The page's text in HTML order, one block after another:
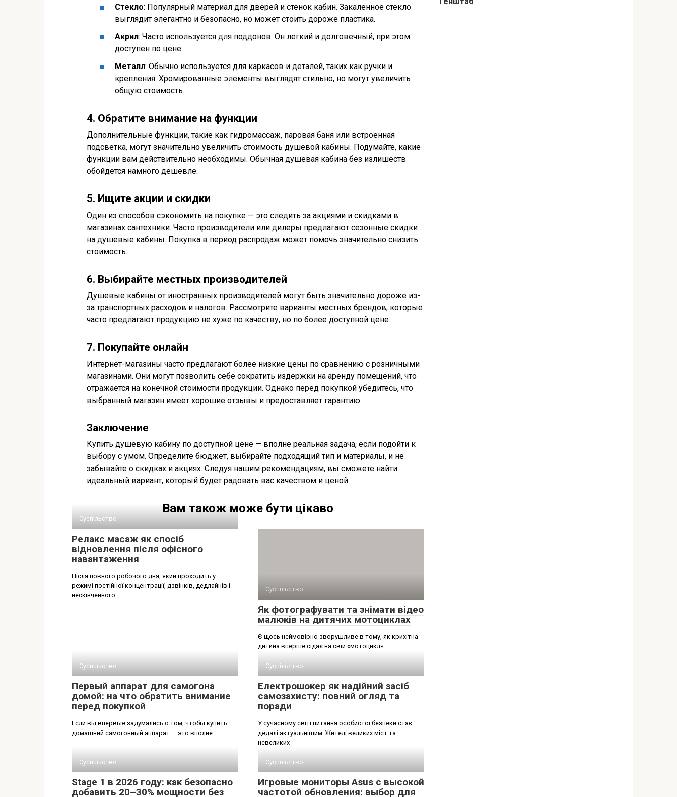
Стекло: Популярный материал для дверей и стенок кабин. Закаленное стекло
выглядит элегантно и безопасно, но может стоить дороже пластика.
Акрил: Часто используется для поддонов. Он легкий и долговечный, при этом
доступен по цене.
Металл: Обычно используется для каркасов и деталей, таких как ручки и
крепления. Хромированные элементы выглядят стильно, но могут увеличить
общую стоимость.
4. Обратите внимание на функции
Дополнительные функции, такие как гидромассаж, паровая баня или встроенная
подсветка, могут значительно увеличить стоимость душевой кабины. Подумайте, какие
функции вам действительно необходимы. Обычная душевая кабина без излишеств
обойдется намного дешевле.
5. Ищите акции и скидки
Один из способов сэкономить на покупке — это следить за акциями и скидками в
магазинах сантехники. Часто производители или дилеры предлагают сезонные скидки
на душевые кабины. Покупка в период распродаж может помочь значительно снизить
стоимость.
6. Выбирайте местных производителей
Душевые кабины от иностранных производителей могут быть значительно дороже из-
за транспортных расходов и налогов. Рассмотрите варианты местных брендов, которые
часто предлагают продукцию не хуже по качеству, но по более доступной цене.
7. Покупайте онлайн
Интернет-магазины часто предлагают более низкие цены по сравнению с розничными
магазинами. Они могут позволить себе сократить издержки на аренду помещений, что
отражается на конечной стоимости продукции. Однако перед покупкой убедитесь, что
выбранный магазин имеет хорошие отзывы и предоставляет гарантию.
Заключение
Купить душевую кабину по доступной цене — вполне реальная задача, если подойти к
выбору с умом. Определите бюджет, выбирайте подходящий тип и материалы, и не
забывайте о скидках и акциях. Следуя нашим рекомендациям, вы сможете найти
идеальный вариант, который будет радовать вас качеством и ценой.
Вам також може бути цікаво
Суспільство
Релакс масаж як спосіб
відновлення після офісного
навантаження
Після повного робочого дня, який проходить у
режимі постійної концентрації, дзвінків, дедлайнів і
нескінченного
Суспільство
Як фотографувати та знімати відео
малюків на дитячих мотоциклах
Є щось неймовірно зворушливе в тому, як крихітна
дитина вперше сідає на свій «мотоцикл».
Суспільство
Первый аппарат для самогона
домой: на что обратить внимание
перед покупкой
Если вы впервые задумались о том, чтобы купить
домашний самогонный аппарат — это вполне
Суспільство
Електрошокер як надійний засіб
самозахисту: повний огляд та
поради
У сучасному світі питання особистої безпеки стає
дедалі актуальнішим. Жителі великих міст та
невеликих
Суспільство
Stage 1 в 2026 году: как безопасно
добавить 20–30% мощности без
Суспільство
Игровые мониторы Asus с высокой
частотой обновления: выбор для